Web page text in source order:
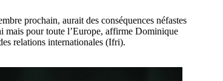
prochain, aurait des conséquences néfastes
mais pour toute l’Europe, affirme Dominique
relations internationales (Ifri).